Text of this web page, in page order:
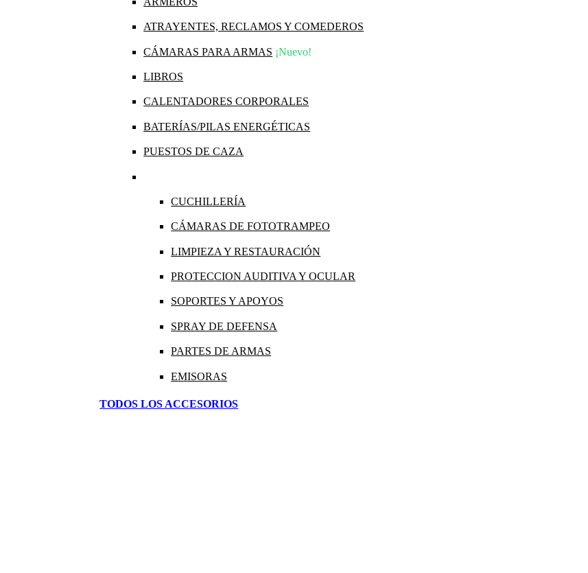
ATRAYENTES, RECLAMOS Y COMEDEROS
CÁMARAS PARA ARMAS ¡Nuevo!
LIBROS
CALENTADORES CORPORALES
BATERÍAS/PILAS ENERGÉTICAS
PUESTOS DE CAZA
CUCHILLERÍA
CÁMARAS DE FOTOTRAMPEO
LIMPIEZA Y RESTAURACIÓN
PROTECCION AUDITIVA Y OCULAR
SOPORTES Y APOYOS
SPRAY DE DEFENSA
PARTES DE ARMAS
EMISORAS
TODOS LOS ACCESORIOS